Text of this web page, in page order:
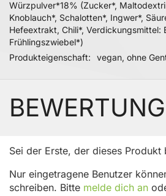
Würzpulver*18% (Zucker*,
Knoblauch*, Schalotten*, Ingwer*,
Hefeextrakt, Chili*, Verdickungsmittel:
Frühlingszwiebel*)
Produkteigenschaft
vegan, ohne
Sei der Erste, der dieses Produkt
Nur eingetragene Benutzer
schreiben. Bitte melde dich an